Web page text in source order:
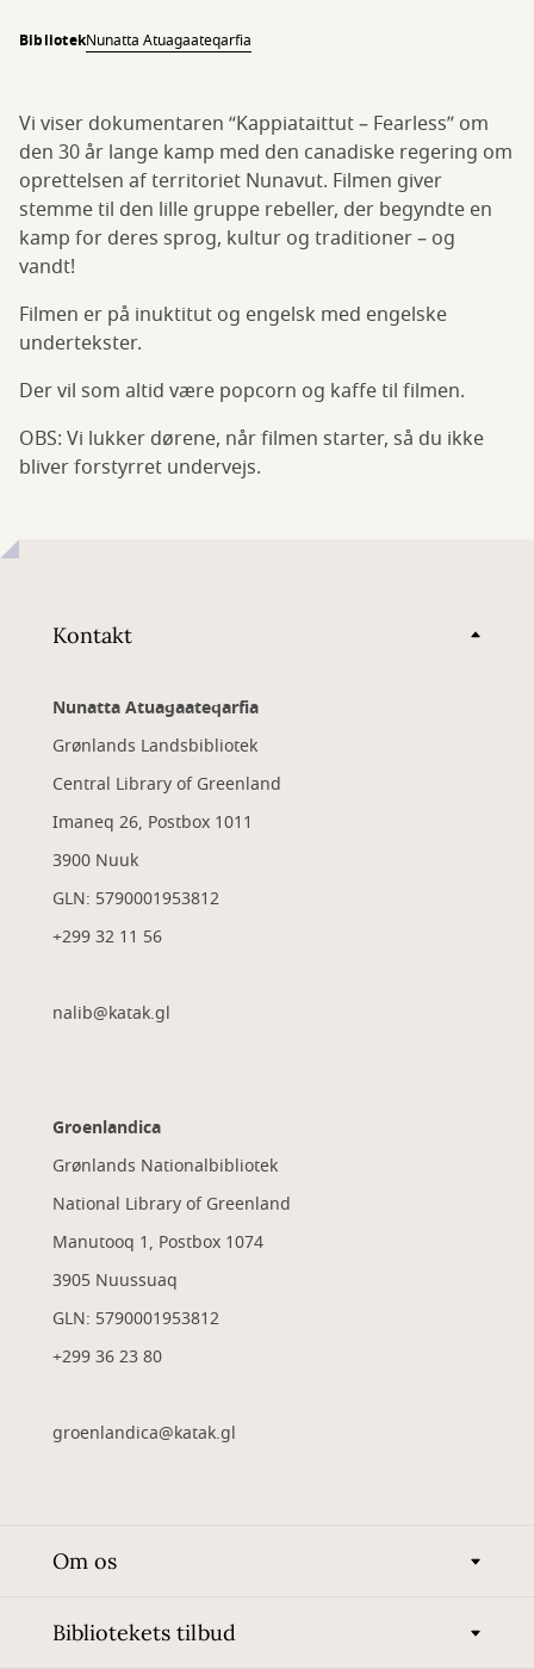
BibliotekNunatta Atuagaateqarfia
Vi viser dokumentaren “Kappiataittut – Fearless” om
den 30 år lange kamp med den canadiske regering om
oprettelsen af territoriet Nunavut. Filmen giver
stemme til den lille gruppe rebeller, der begyndte en
kamp for deres sprog, kultur og traditioner – og
vandt!
Filmen er på inuktitut og engelsk med engelske
undertekster.
Der vil som altid være popcorn og kaffe til filmen.
OBS: Vi lukker dørene, når filmen starter, så du ikke
bliver forstyrret undervejs.
Kontakt
Nunatta Atuagaateqarfia
Grønlands Landsbibliotek
Central Library of Greenland
Imaneq 26, Postbox 1011
3900 Nuuk
GLN: 5790001953812
+299 32 11 56
nalib@katak.gl​
Groenlandica
Grønlands Nationalbibliotek
National Library of Greenland
Manutooq 1, Postbox 1074
3905 Nuussuaq
GLN: 5790001953812
+299 36 23 80
groenlandica@katak.gl
Om os
Bibliotekets tilbud